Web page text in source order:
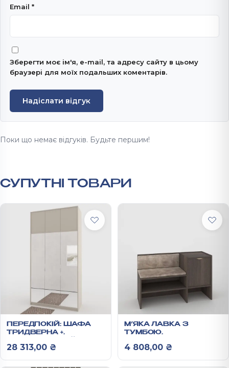
Email *
Зберегти моє ім'я, e-mail, та адресу сайту в цьому
браузері для моїх подальших коментарів.
Надіслати відгук
Поки що немає відгуків. Будьте першим!
СУПУТНІ ТОВАРИ
ПЕРЕДПОКІЙ: ШАФА
ТРИДВЕРНА +
28 313,00 ₴
М’ЯКА ЛАВКА З
ТУМБОЮ
РЕЙН
4 808,00 ₴